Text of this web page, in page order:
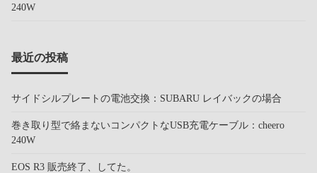
240W
最近の投稿
サイドシルプレートの電池交換：SUBARU レイバックの場合
巻き取り型で絡まないコンパクトなUSB充電ケーブル：cheero
240W
EOS R3 販売終了、してた。